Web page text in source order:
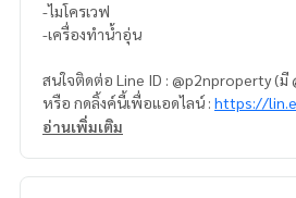
-ไมโครเวฟ
-เครื่องทำน้ำอุ่น
สนใจติดต่อ Line ID :
หรือ กดลิ้งค์นี้เพื่อแอดไลน์ : https://
อ่านเพิ่มเติม